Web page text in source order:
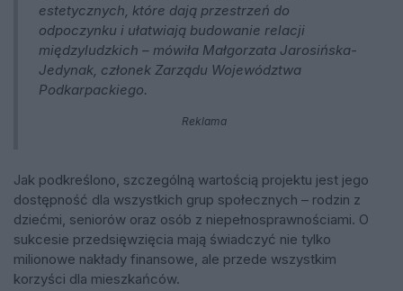
estetycznych, które dają przestrzeń do
odpoczynku i ułatwiają budowanie relacji
międzyludzkich – mówiła Małgorzata Jarosińska-
Jedynak, członek Zarządu Województwa
Podkarpackiego.
Reklama
Jak podkreślono, szczególną wartością projektu jest jego
dostępność dla wszystkich grup społecznych – rodzin z
dziećmi, seniorów oraz osób z niepełnosprawnościami. O
sukcesie przedsięwzięcia mają świadczyć nie tylko
milionowe nakłady finansowe, ale przede wszystkim
korzyści dla mieszkańców.